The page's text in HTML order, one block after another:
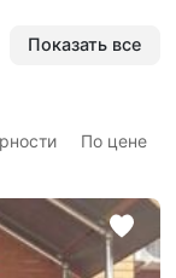
Показать все
По цене